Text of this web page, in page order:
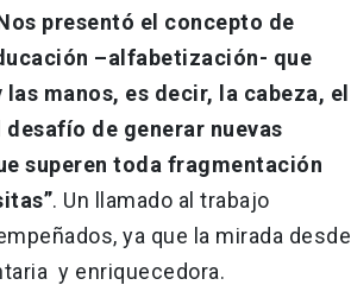
presentó el concepto de
–alfabetización- que
manos, es decir, la cabeza, el
de generar nuevas
superen toda fragmentación
. Un llamado al trabajo
ya que la mirada desde
y enriquecedora.